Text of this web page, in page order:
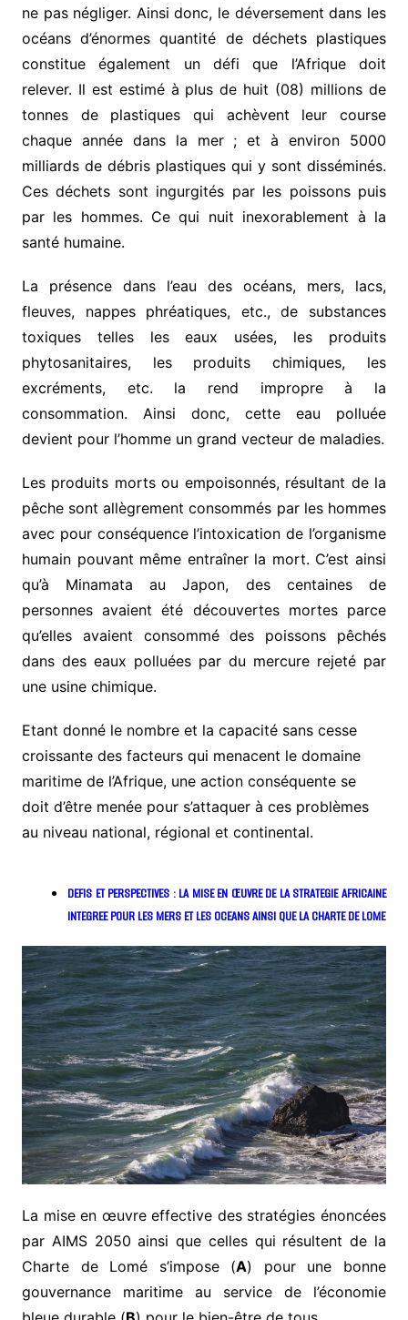
ne pas négliger. Ainsi donc, le déversement dans les
océans d’énormes quantité de déchets plastiques
constitue également un défi que l’Afrique doit
relever. Il est estimé à plus de huit (08) millions de
tonnes de plastiques qui achèvent leur course
chaque année dans la mer ; et à environ 5000
milliards de débris plastiques qui y sont disséminés.
Ces déchets sont ingurgités par les poissons puis
par les hommes. Ce qui nuit inexorablement à la
santé humaine.
La présence dans l’eau des océans, mers, lacs,
fleuves, nappes phréatiques, etc., de substances
toxiques telles les eaux usées, les produits
phytosanitaires, les produits chimiques, les
excréments, etc. la rend impropre à la
consommation. Ainsi donc, cette eau polluée
devient pour l’homme un grand vecteur de maladies.
Les produits morts ou empoisonnés, résultant de la
pêche sont allègrement consommés par les hommes
avec pour conséquence l’intoxication de l’organisme
humain pouvant même entraîner la mort. C’est ainsi
qu’à Minamata au Japon, des centaines de
personnes avaient été découvertes mortes parce
qu’elles avaient consommé des poissons pêchés
dans des eaux polluées par du mercure rejeté par
une usine chimique.
Etant donné le nombre et la capacité sans cesse
croissante des facteurs qui menacent le domaine
maritime de l’Afrique, une action conséquente se
doit d’être menée pour s’attaquer à ces problèmes
au niveau national, régional et continental.
DEFIS ET PERSPECTIVES : LA MISE EN ŒUVRE DE LA STRATEGIE AFRICAINE
INTEGREE POUR LES MERS ET LES OCEANS AINSI QUE LA CHARTE DE LOME
La mise en œuvre effective des stratégies énoncées
par AIMS 2050 ainsi que celles qui résultent de la
Charte de Lomé s’impose (A) pour une bonne
gouvernance maritime au service de l’économie